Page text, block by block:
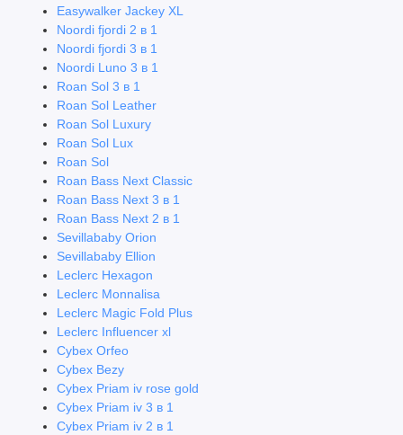
Санки-коляски
Аксессуары и комплектующие для колясок
Показать все
Easywalker Jackey XL
Noordi fjordi 2 в 1
Noordi fjordi 3 в 1
Noordi Luno 3 в 1
Roan Sol 3 в 1
Roan Sol Leather
Roan Sol Luxury
Roan Sol Lux
Roan Sol
Roan Bass Next Classic
Roan Bass Next 3 в 1
Roan Bass Next 2 в 1
Sevillababy Orion
Sevillababy Ellion
Leclerc Hexagon
Leclerc Monnalisa
Leclerc Magic Fold Plus
Leclerc Influencer xl
Cybex Orfeo
Cybex Bezy
Cybex Priam iv rose gold
Cybex Priam iv 3 в 1
Cybex Priam iv 2 в 1